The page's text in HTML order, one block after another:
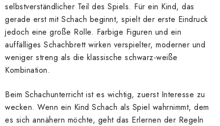
selbstverständlicher Teil des Spiels. Für ein Kind, das
gerade erst mit Schach beginnt, spielt der erste Eindruck
jedoch eine große Rolle. Farbige Figuren und ein
auffälliges Schachbrett wirken verspielter, moderner und
weniger streng als die klassische schwarz-weiße
Kombination.
Beim Schachunterricht ist es wichtig, zuerst Interesse zu
wecken. Wenn ein Kind Schach als Spiel wahrnimmt, dem
es sich annähern möchte, geht das Erlernen der Regeln